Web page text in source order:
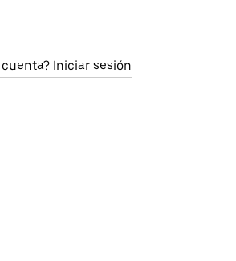
Iniciar sesión